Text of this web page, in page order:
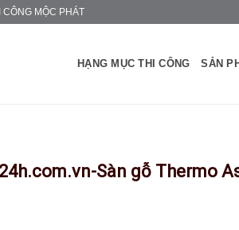
MỘC PHÁT
HẠNG MỤC THI CÔNG SẢN
Sàn gỗ Thermo